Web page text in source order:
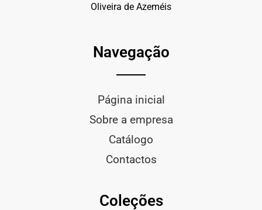
Oliveira de Azeméis
Navegação
Página inicial
Sobre a empresa
Catálogo
Contactos
Coleções